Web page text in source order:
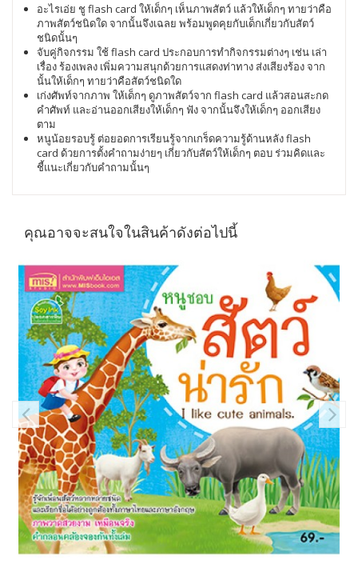
อะไรเอ่ย ชู flash card ให้เด็กๆ เห็นภาพสัตว์ แล้วให้เด็กๆ ทายว่าคือ
ภาพสัตว์ชนิดใด จากนั้นจึงเฉลย พร้อมพูดคุยกับเด็กเกี่ยวกับสัตว์
ชนิดนั้นๆ
จับคู่กิจกรรม ใช้ flash card ประกอบการทำกิจกรรมต่างๆ เช่น เล่า
เรื่อง ร้องเพลง เพิ่มความสนุกด้วยการแสดงท่าทาง ส่งเสียงร้อง จาก
นั้นให้เด็กๆ ทายว่าคือสัตว์ชนิดใด
เก่งศัพท์จากภาพ ให้เด็กๆ ดูภาพสัตว์จาก flash card แล้วสอนสะกด
คำศัพท์ และอ่านออกเสียงให้เด็กๆ ฟัง จากนั้นจึงให้เด็กๆ ออกเสียง
ตาม
หนูน้อยรอบรู้ ต่อยอดการเรียนรู้จากเกร็ดความรู้ด้านหลัง flash
card ด้วยการตั้งคำถามง่ายๆ เกี่ยวกับสัตว์ให้เด็กๆ ตอบ ร่วมคิดและ
ชี้แนะเกี่ยวกับคำถามนั้นๆ
คุณอาจจะสนใจในสินค้าดังต่อไปนี้